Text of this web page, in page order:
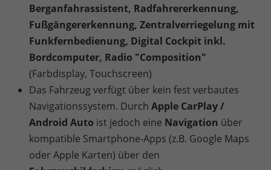
Berganfahrassistent, Radfahrererkennung,
Fußgängererkennung, Zentralverriegelung mit
Funkfernbedienung, Digital Cockpit inkl.
Bordcomputer, Radio "Composition"
(Farbdisplay, Touchscreen)
Das Fahrzeug verfügt über kein fest verbautes
Navigationssystem. Durch Apple CarPlay /
Android Auto ist jedoch eine Navigation über
kompatible Smartphone-Apps (z.B. Google Maps
oder Apple Karten) über den